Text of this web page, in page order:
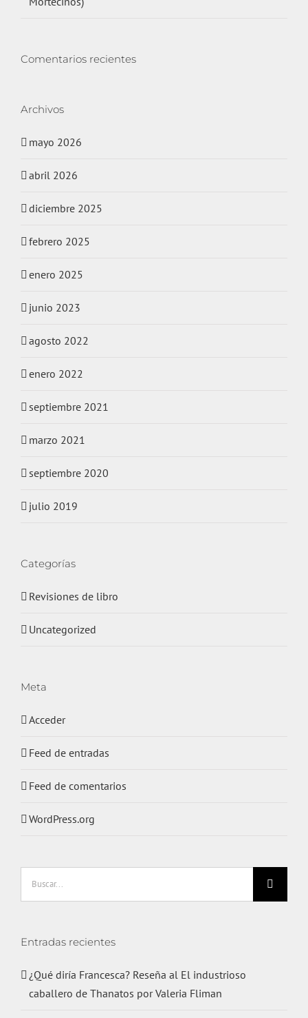
Comentarios recientes
Archivos
mayo 2026
abril 2026
diciembre 2025
febrero 2025
enero 2025
junio 2023
agosto 2022
enero 2022
septiembre 2021
marzo 2021
septiembre 2020
julio 2019
Categorías
Revisiones de libro
Uncategorized
Meta
Acceder
Feed de entradas
Feed de comentarios
WordPress.org
Entradas recientes
¿Qué diría Francesca? Reseña al El industrioso
caballero de Thanatos por Valeria Fliman